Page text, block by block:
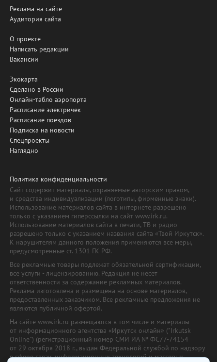
Реклама на сайте
Аудитория сайта
О проекте
Написать редакции
Вакансии
Экокарта
Сделано в России
Онлайн-табло аэропорта
Расписание электричек
Расписание поездов
Подписка на новости
Спецпроекты
Наглядно
Политика конфиденциальности
Сайт содержит материалы, охраняемые авторским правом,
и средства индивидуализации (логотипы, фирменные знаки).
Использование материалов сайта в интернете разрешено
только с указанием гиперссылки на сайт www.irk.ru.
Использование материалов сайта в печати, ТВ и радио
разрешено только с указанием названия сайта «Твой Иркутск».
К нарушителям данного положения применяются все меры,
предусмотренные ст. 1301 ГК РФ.
Все рекламные товары подлежат обязательной сертификации,
все услуги - лицензированию. Редакция не несет
ответственности за содержание рекламных материалов.
Реклама изготовлена и размещена на основе материалов,
предоставленных заказчиком. Все рекламные предложения не
являются публичной офертой.
На сайте www.irk.ru размещаются в том числе и материалы
от информационного агентства «Иркутск онлайн» ("Irkutsk
Online") (регистрационный номер СМИ ИА № ФС77-74154
от 29 октября 2018 г., выдан Федеральной службой по надзору
в сфере связи, информационных технологий и массовых